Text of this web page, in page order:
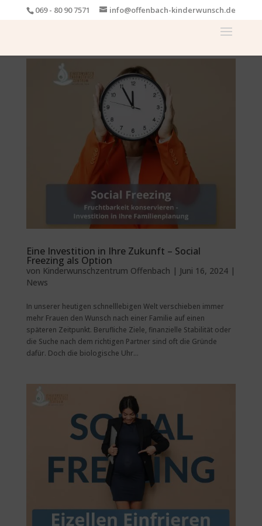
069 - 80 90 7571 info@offenbach-kinderwunsch.de
Eine Investition in Ihre Zukunft – Social
Freezing als Option
von Kinderwunschzentrum Offenbach | Juni 16, 2024|
News
In unserer heutigen schnelllebigen Welt verschieben immer
mehr Frauen den Wunsch nach einer Familie auf einen
späteren Zeitpunkt. Berufliche Ziele, finanzielle Stabilität oder
die Suche nach dem richtigen Partner sind oft die Gründe
dafür. Doch die biologische Uhr...